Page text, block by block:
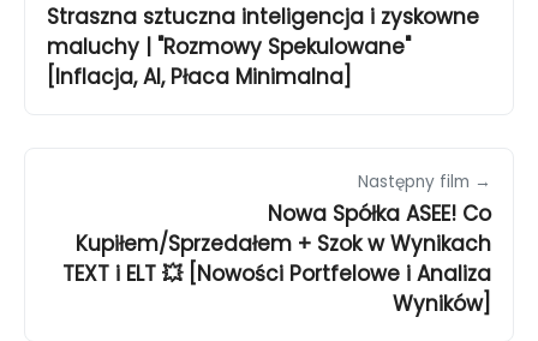
Straszna sztuczna inteligencja i zyskowne
maluchy | "Rozmowy Spekulowane"
[Inflacja, AI, Płaca Minimalna]
Następny film →
Nowa Spółka ASEE! Co
Kupiłem/Sprzedałem + Szok w Wynikach
TEXT i ELT 💥 [Nowości Portfelowe i Analiza
Wyników]